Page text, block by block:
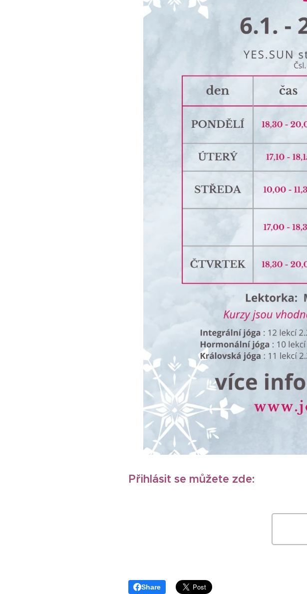
Přihlásit se můžete zde:
Share